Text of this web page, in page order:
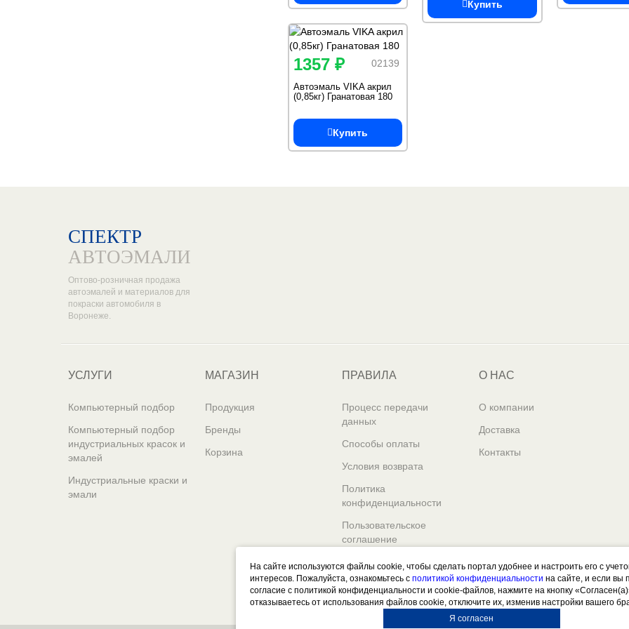
Купить
02139
1357 ₽
Автоэмаль VIKA акрил
(0,85кг) Гранатовая 180
Купить
СПЕКТР
АВТОЭМАЛИ
Оптово-розничная продажа
автоэмалей и материалов для
покраски автомобиля в
Воронеже.
УСЛУГИ
Компьютерный подбор
Компьютерный подбор
индустриальных красок и
эмалей
Индустриальные краски и
эмали
МАГАЗИН
Продукция
Бренды
Корзина
ПРАВИЛА
Процесс передачи
данных
Способы оплаты
Условия возврата
Политика
конфиденциальности
Пользовательское
соглашение
О НАС
О компании
Доставка
Контакты
На сайте используются файлы cookie, чтобы сделать портал удобнее и настроить его с
интересов. Пожалуйста, ознакомьтесь с политикой конфиденциальности на сайте, и если вы
согласие с политикой конфиденциальности и cookie-файлов, нажмите на кнопку
отказываетесь от использования файлов cookie, отключите их, изменив настройки вашего
Я согласен